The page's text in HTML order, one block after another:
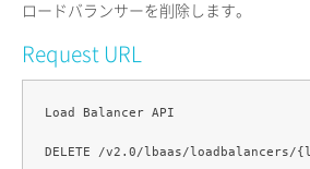
サービス一覧
サポート
ロードバランサーを削除します。
Request URL
Load Balancer API